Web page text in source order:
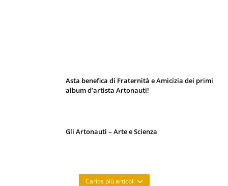
Asta benefica di Fraternità e Amicizia dei primi
album d’artista Artonauti!
Gli Artonauti – Arte e Scienza
Carica più articoli